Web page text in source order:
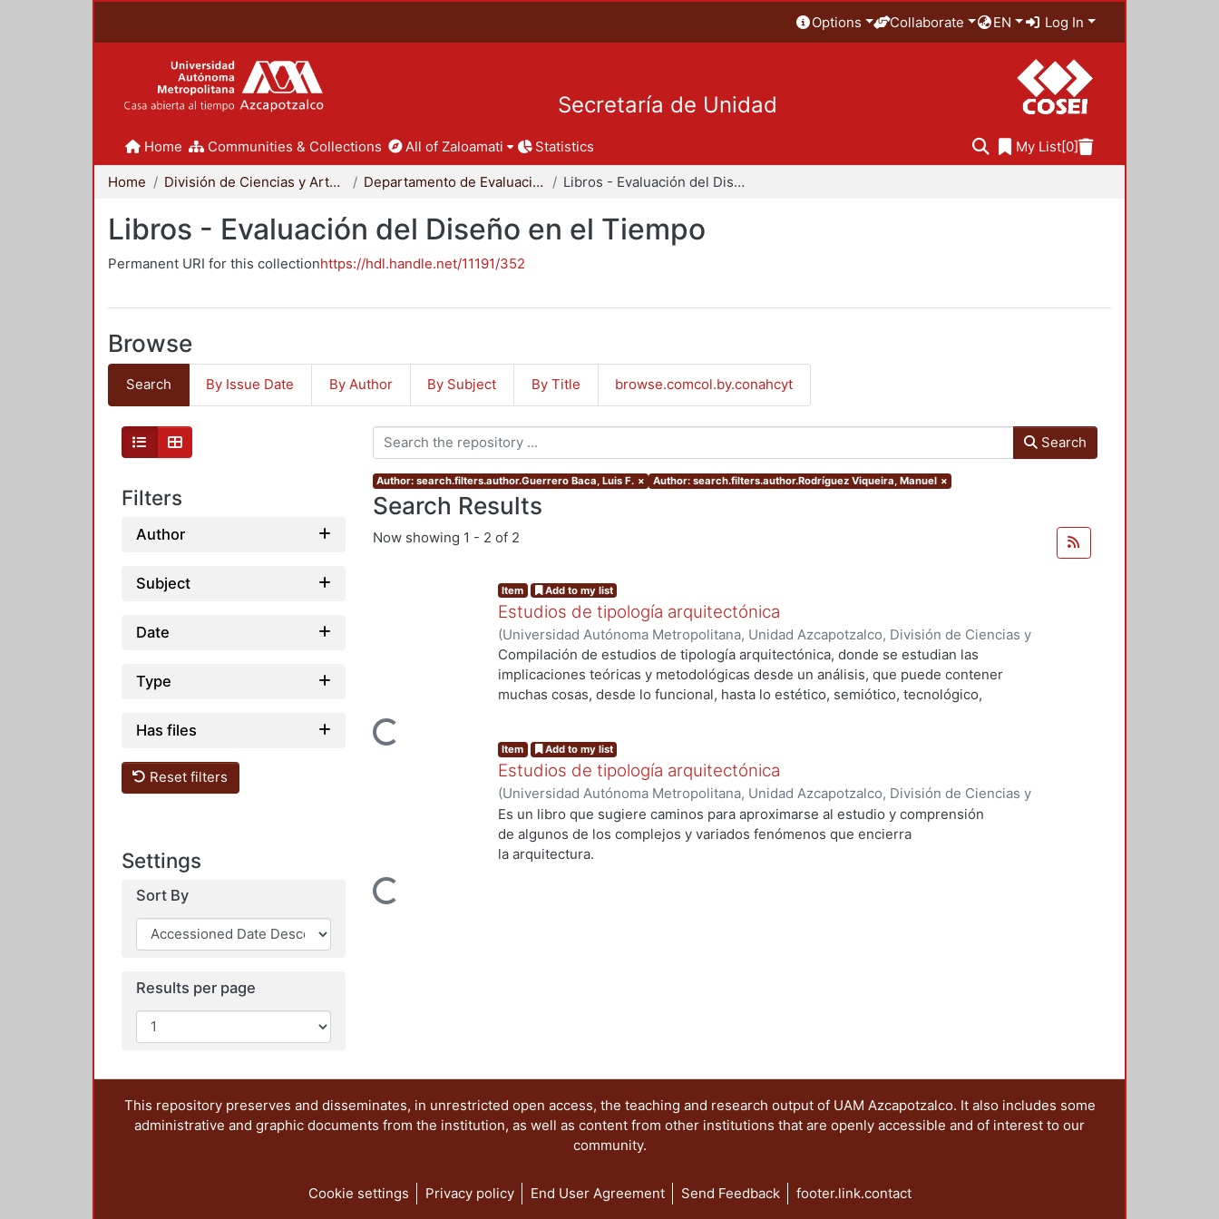
Options Collaborate EN Log In
Secretaría de Unidad
Home Communities & Collections All of Zaloamati Statistics My List[0]
Home División de Ciencias y Artes para el Diseño Departamento de Evaluación del Diseño en el Tiempo Libros - Evaluación del Diseño en el Tiempo
Libros - Evaluación del Diseño en el Tiempo
Permanent URI for this collectionhttps://hdl.handle.net/11191/352
Browse
Search By Issue Date By Author By Subject By Title browse.comcol.by.conahcyt
Filters
Author
Subject
Date
Type
Has files
Reset filters
Settings
Sort By
Results per page
Search
Author: search.filters.author.Guerrero Baca, Luis F. × Author: search.filters.author.Rodríguez Viqueira, Manuel ×
Search Results
Now showing 1 - 2 of 2
Loading...
Item Add to my list
Estudios de tipología arquitectónica
(Universidad Autónoma Metropolitana, Unidad Azcapotzalco, División de Ciencias y
Artes para el Diseño, Departamento de Evaluación del Diseño en el Tiempo
Guerrero Baca, Luis F., editor;Rodríguez Viqueira, Manuel, editor;Haroldo Alfaro,
Francisco;Ayala Alonso, Enrique;Díaz-Berrio F., Salvador;Guerrero Baca, Luis F.
Compilación de estudios de tipología arquitectónica, donde se estudian las
implicaciones teóricas y metodológicas desde un análisis, que puede contener
muchas cosas, desde lo funcional, hasta lo estético, semiótico, tecnológico,
Loading...
Item Add to my list
Estudios de tipología arquitectónica
(Universidad Autónoma Metropolitana, Unidad Azcapotzalco, División de Ciencias y
Artes para el Diseño, Departamento de Evaluación del Diseño en el Tiempo,
Rodríguez Viqueira, Manuel; Guerrero Baca, Luis F.
Es un libro que sugiere caminos para aproximarse al estudio y comprensión
de algunos de los complejos y variados fenómenos que encierra
la arquitectura.
This repository preserves and disseminates, in unrestricted open access, the teaching and research output of UAM Azcapotzalco. It also includes some
administrative and graphic documents from the institution, as well as content from other institutions that are openly accessible and of interest to our
community.
Cookie settings Privacy policy End User Agreement Send Feedback footer.link.contact